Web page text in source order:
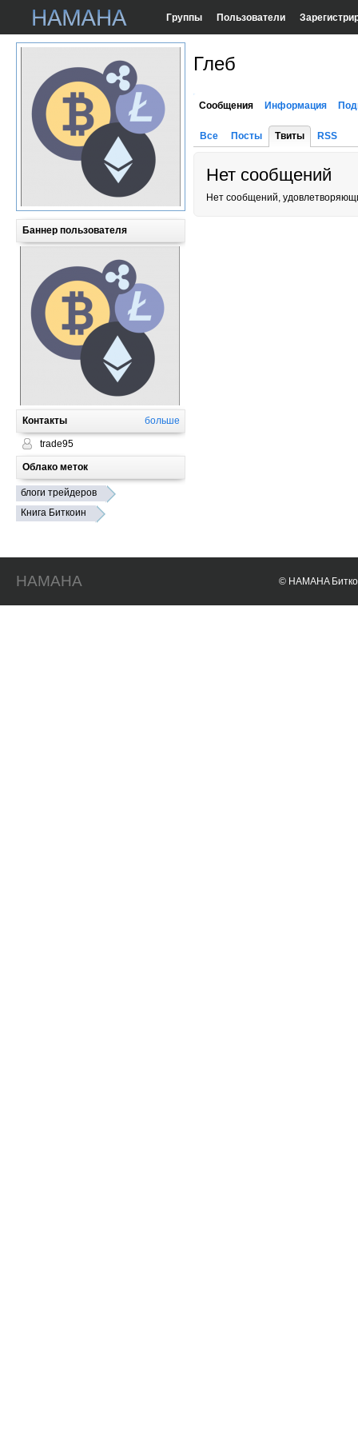
Группы Пользователи
Баннер пользователя
Контакты больше
trade95
Облако меток
блоги трейдеров
Книга Биткоин
Глеб
Сообщения Информация
Все Посты Твиты RSS
Нет сообщений
Нет сообщений,
HAMAHA © HAMAHA